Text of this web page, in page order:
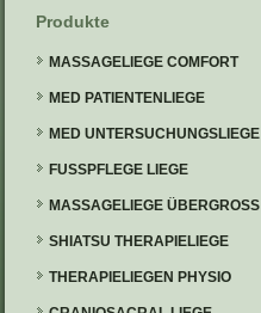
Produkte
MASSAGELIEGE COMFORT
MED PATIENTENLIEGE
MED UNTERSUCHUNGSLIEGE
FUSSPFLEGE LIEGE
MASSAGELIEGE ÜBERGROSS
SHIATSU THERAPIELIEGE
THERAPIELIEGEN PHYSIO